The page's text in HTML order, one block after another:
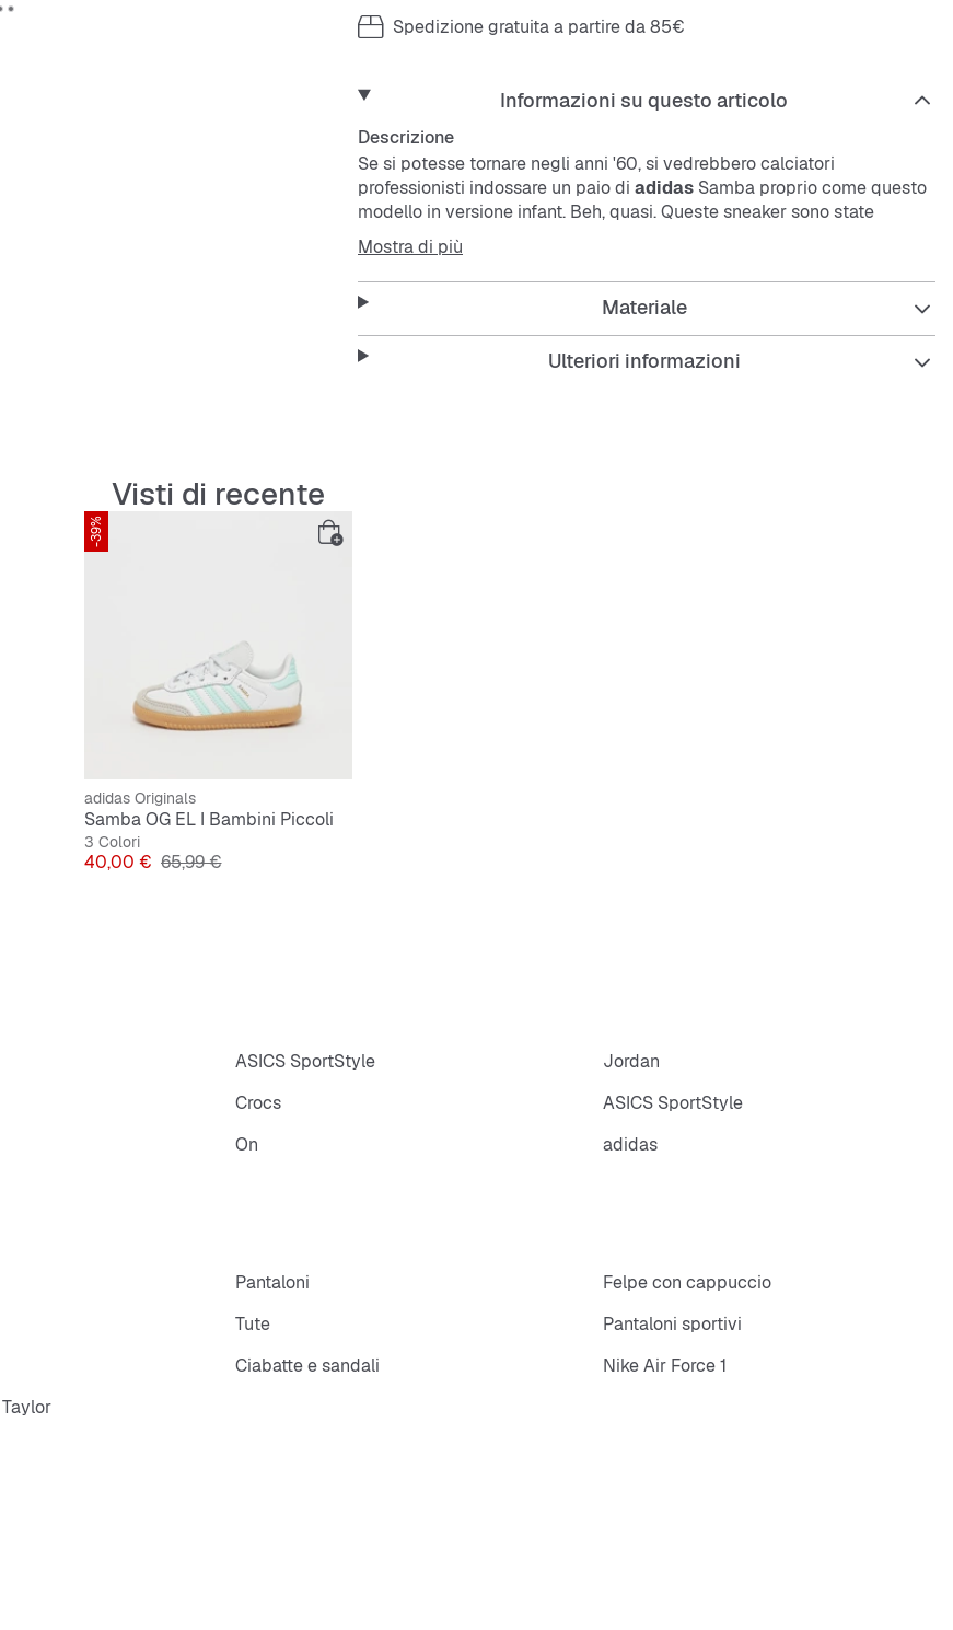
Spedizione gratuita a partire da 85€
Informazioni su questo articolo
Descrizione
Se si potesse tornare negli anni '60, si vedrebbero calciatori
professionisti indossare un paio di adidas Samba proprio come questo
modello in versione infant. Beh, quasi. Queste sneaker sono state
ricreate in formato mini e presentano una morbida soletta interna per
giocare tutto il giorno. La tomaia in pelle, la suola in gomma e le 3
strisce rimangono fedeli al DNA originale.
Features:
Mostra di più
Materiale
Ulteriori informazioni
Visti di recente
-39%
adidas Originals
Samba OG EL I Bambini Piccoli
3 Colori
Prezzo
40,00 € Prezzo originale
65,99 €
ASICS SportStyle
Jordan
Crocs
ASICS SportStyle
On adidas
Pantaloni
Felpe con cappuccio
Tute
Pantaloni sportivi
Ciabatte e sandali
Nike Air Force 1